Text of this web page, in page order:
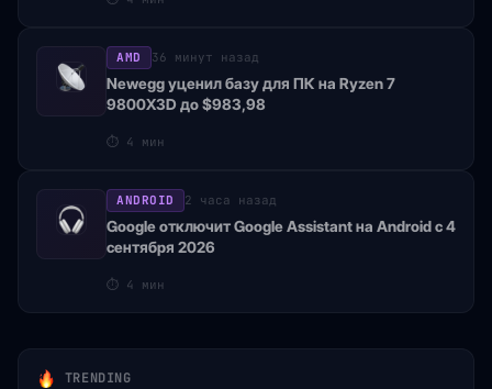
AMD 36 минут назад
Newegg уценил базу для ПК на Ryzen 7
9800X3D до $983,98
⏱ 4 мин
ANDROID 2 часа назад
Google отключит Google Assistant на Android с 4
сентября 2026
⏱ 4 мин
TRENDING